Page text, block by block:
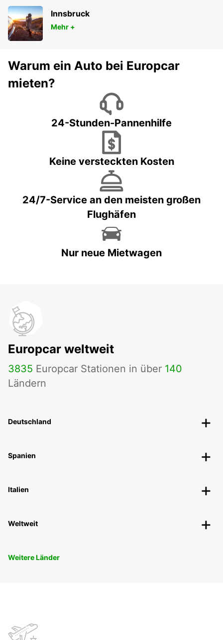
Innsbruck
Mehr +
Warum ein Auto bei Europcar
mieten?
24-Stunden-Pannenhilfe
Keine versteckten Kosten
24/7-Service an den meisten großen
Flughäfen
Nur neue Mietwagen
Europcar weltweit
3835 Europcar Stationen in über 140
Ländern
Deutschland
Spanien
Italien
Weltweit
Weitere Länder